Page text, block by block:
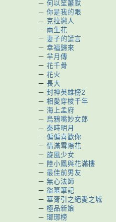
－ 何以笙簫默
－ 你是我的眼
－ 克拉戀人
－ 兩生花
－ 妻子的謊言
－ 幸福歸來
－ 羋月傳
－ 花千骨
－ 花火
－ 長大
－ 封神英雄榜2
－ 相愛穿梭千年
－ 海上孟府
－ 烏鴉嘴妙女郎
－ 秦時明月
－ 偏偏喜歡你
－ 情滿雪陽花
－ 旋風少女
－ 陸小鳳與花滿樓
－ 最佳前男友
－ 無心法師
－ 盜墓筆記
－ 華胥引之絕愛之城
－ 極品新娘
－ 瑯琊榜